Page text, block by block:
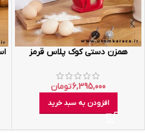
همزن دستی کوک پلاس قرمز
6,395,000تومان
افزودن به سبد خرید